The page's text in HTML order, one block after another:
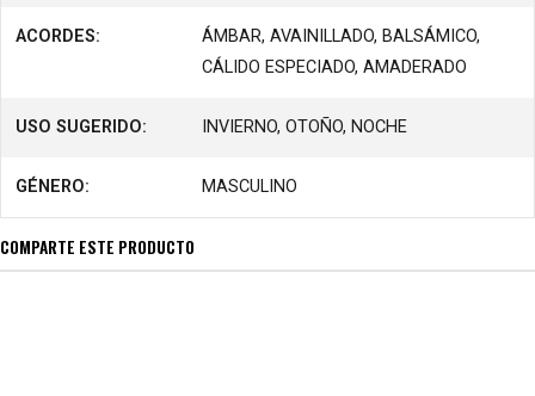
ACORDES:
ÁMBAR, AVAINILLADO, BALSÁMICO,
CÁLIDO ESPECIADO, AMADERADO
USO SUGERIDO: INVIERNO, OTOÑO, NOCHE
GÉNERO: MASCULINO
COMPARTE ESTE PRODUCTO